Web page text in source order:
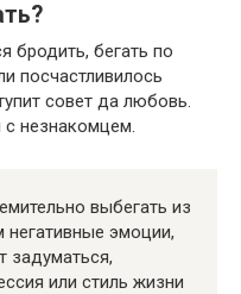
бродить, бегать по
посчастливилось
совет да любовь.
с незнакомцем.
выбегать из
эмоции,
задуматься,
или стиль жизни